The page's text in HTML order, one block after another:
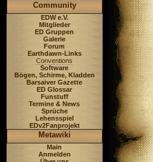
Community
EDW e.V.
Mitglieder
ED Gruppen
Galerie
Forum
Earthdawn-Links
Conventions
Software
Bögen, Schirme, Kladden
Barsaiver Gazette
ED Glossar
Funstuff
Termine & News
Sprüche
Lehensspiel
EDv2Fanprojekt
Metawiki
Main
Anmelden